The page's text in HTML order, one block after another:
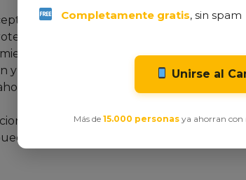
por los niños.
vitaminas, minerales y ácidos grasos
del sistema inmunitario gracias a la
y memoria por su contenido de hierro.
del 20 %.
que el envase de plástico se
resultar insuficiente para niños con
Completamente gratis, sin spam
Unirse al
Más de 15.000 personas ya ahorran con